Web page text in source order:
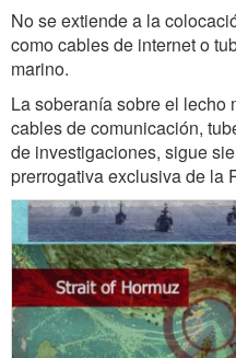
No se extiende a la
como cables de internet o
marino.
La soberanía sobre el lecho
cables de comunicación,
de investigaciones, sigue
prerrogativa exclusiva de la